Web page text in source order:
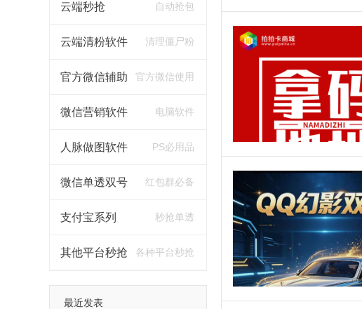
云端秒抢 自动抢包
云端清粉软件 清理僵尸粉
官方微信辅助 官方微信使用
微信营销软件 电脑软件
人脉做图软件 PS必用品
微信单透双号 红包群必备
支付宝系列 秒抢单透
其他平台秒抢 各种平台秒抢
最近发表